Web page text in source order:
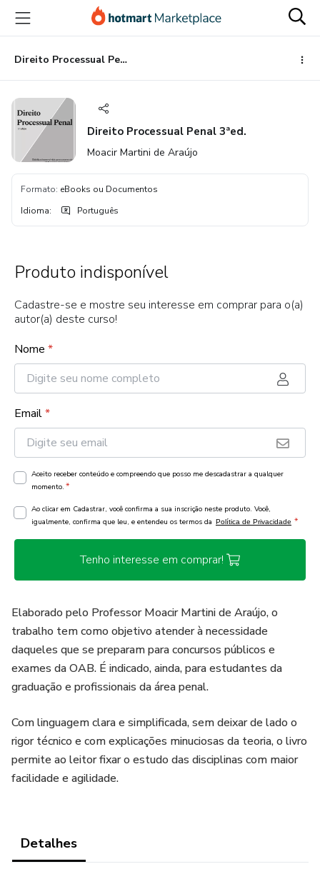
para
conteúdo
principal
para
pagamento
para
rodapé
Direito Processual Penal 3ªed.
Direito Processual Penal 3ªed.
Moacir Martini de Araújo
Formato: eBooks ou Documentos
Idioma: Português
Produto indisponível
Cadastre-se e mostre seu interesse em comprar para o(a)
autor(a) deste curso!
Nome *
Email*
Aceito receber conteúdo e compreendo que posso me descadastrar a qualquer
momento. *
Ao clicar em Cadastrar, você confirma a sua inscrição neste produto. Você,
igualmente, confirma que leu, e entendeu os termos da Política de Privacidade *
Tenho interesse em comprar!
Elaborado pelo Professor Moacir Martini de Araújo, o
trabalho tem como objetivo atender à necessidade
daqueles que se preparam para concursos públicos e
exames da OAB. É indicado, ainda, para estudantes da
graduação e profissionais da área penal.
Com linguagem clara e simplificada, sem deixar de lado o
rigor técnico e com explicações minuciosas da teoria, o livro
permite ao leitor fixar o estudo das disciplinas com maior
facilidade e agilidade.
Detalhes